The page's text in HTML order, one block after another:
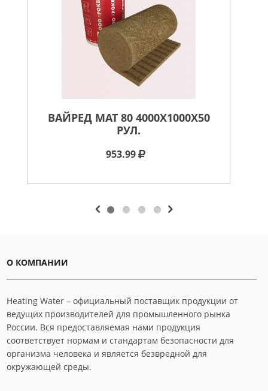
ВАЙРЕД МАТ 80 4000X1000X50
РУЛ.
953.99
О КОМПАНИИ
Heating Water – официальный поставщик продукции от
ведущих производителей для промышленного рынка
России. Вся предоставляемая нами продукция
соответствует нормам и стандартам безопасности для
организма человека и является безвредной для
окружающей среды.